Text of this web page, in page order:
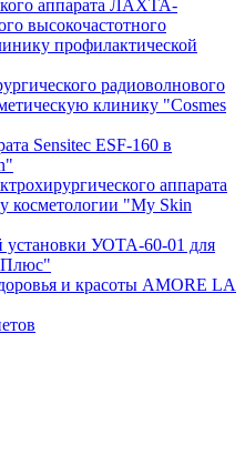
аппарата ЛАХТА-
высокочастотного
профилактической
радиоволнового
клинику "Cosmes
Sensitec ESF-160 в
аппарата
косметологии "My Skin
установки УОТА-60-01 для
Плюс"
и красоты AMORE LA